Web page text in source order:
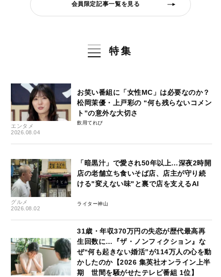
会員限定記事一覧を見る
特集
エンタメ
2026.08.04
お笑い番組に「女性MC」は必要なのか？
松岡茉優・上戸彩の “何も残らないコメン
ト”の意外な大切さ
飲用てれび
グルメ
2026.08.02
「暗黒汁」で愛され50年以上…深夜2時開
店の老舗立ち食いそば店、店主が守り続
ける"変えない味"と裏で店を支えるAI
ライター神山
31歳・年収370万円の失恋が歴代最高再
生回数に…『ザ・ノンフィクション』な
ぜ“何も起きない婚活”が114万人の心を動
かしたのか【2026 集英社オンライン上半
期 世間を騒がせたテレビ番組 1位】